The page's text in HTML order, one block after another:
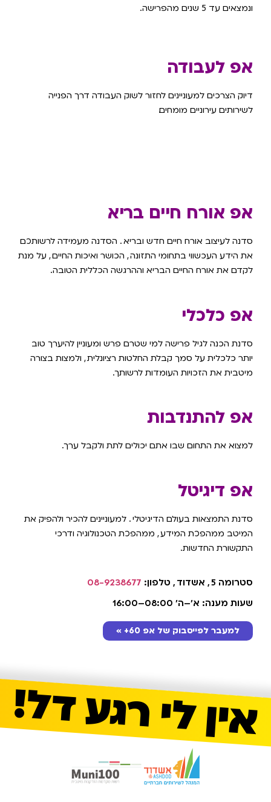
ונמצאים עד 5 שנים מהפרישה.
אפ לעבודה
דיוק הצרכים למעוניינים לחזור לשוק העבודה דרך הפנייה
לשירותים עירוניים מומחים.
אפ אורח חיים בריא
סדנה לעיצוב אורח חיים חדש ובריא. הסדנה מעמידה לרשותכם
את הידע העכשווי בתחומי התזונה, הכושר ואיכות החיים, על מנת
לקדם את אורח החיים הבריא וההרגשה הכללית הטובה.
אפ כלכלי
סדנת הכנה לגיל פרישה למי שטרם פרש ומעוניין להיערך טוב
יותר כלכלית על סמך קבלת החלטות רציונלית, ולמצות בצורה
מיטבית את הזכויות העומדות לרשותך.
אפ להתנדבות
למצוא את התחום שבו אתם יכולים לתת ולקבל ערך.
אפ דיגיטל
סדנת התמצאות בעולם הדיגיטלי. למעוניינים להכיר ולהפיק את
המיטב ממהפכת המידע, ממהפכת הטכנולוגיה ודרכי
התקשורת החדשות.
סטרומה 5 , אשדוד , טלפון: 08-9238677
שעות מענה: א'–ה' 08:00–16:00
למעבר לפייסבוק של אפ 60+ »
אין לי רגע דל!